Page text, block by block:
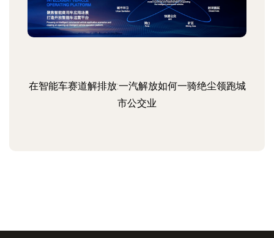
在智能车赛道解排放:一汽解放如何一骑绝尘领跑城
市公交业